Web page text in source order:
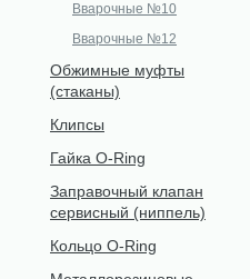
Вварочные №10
Вварочные №12
Обжимные муфты
(стаканы)
Клипсы
Гайка O-Ring
Заправочный клапан
сервисный (ниппель)
Кольцо O-Ring